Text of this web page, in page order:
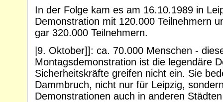
In der Folge kam es am 16.10.1989 in
Demonstration mit 120.000 Teilnehmern
gar 320.000 Teilnehmern.
|9. Oktober]]: ca. 70.000 Menschen -
Montagsdemonstration ist die legendäre
Sicherheitskräfte greifen nicht ein. Sie
Dammbruch, nicht nur für Leipzig,
Demonstrationen auch in anderen